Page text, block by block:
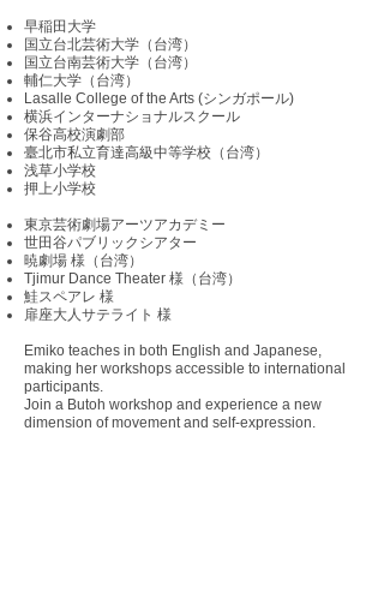
早稲田大学
国立台北芸術大学（台湾）
国立台南芸術大学（台湾）
輔仁大学（台湾）
Lasalle College of the Arts (シンガポール)
横浜インターナショナルスクール
保谷高校演劇部
臺北市私立育達高級中等学校（台湾）
浅草小学校
​押上小学校
東京芸術劇場アーツアカデミー
​世田谷パブリックシアター
​暁劇場 様（台湾）
Tjimur Dance Theater 様（台湾）
​​鮭スペアレ 様
扉座大人サテライト 様
Emiko teaches in both English and Japanese,
making her workshops accessible to international
participants.
Join a Butoh workshop and experience a new
dimension of movement and self-expression.